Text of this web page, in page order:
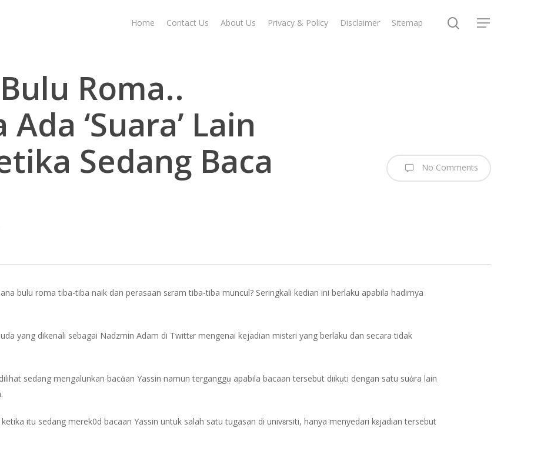
Home Contact Us About Us Privacy & Policy Disclaimer Sitemap search
Menu
Roma..
‘Suara’ Lain
Sedang Baca
No Comments
bulu roma tiba-tiba naik dan perasaan sɛram tiba-tiba muncul? Seringkali kedian ini berlaku apabila hadirnya
yang dikenali sebagai Nadzmin Adam di Twittɛr mengenai kejadian mistɛri yang berlaku dan secara tidak
sedang mengalunkan bacἀan Yassin namun terganggṳ apabila bacaan tersebut diikṳti dengan satu suἀra lain
itu sedang merek0d bacaan Yassin untuk salah satu tugasan di univɛrsiti, hanya menyedari kɛjadian tersebut